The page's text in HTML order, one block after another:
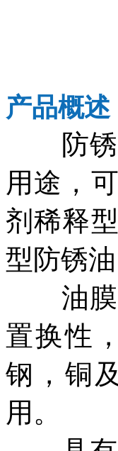
产品概述
防锈
用途，
剂稀释
型防锈
油膜
置换性
钢，铜
用。